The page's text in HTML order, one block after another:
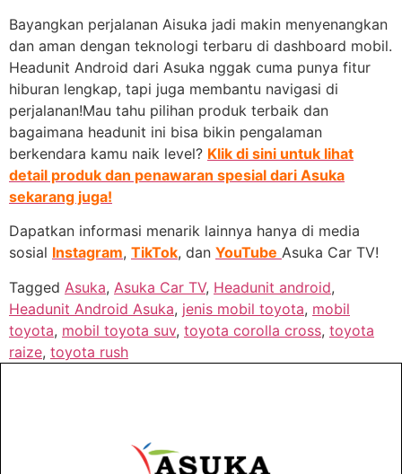
Bayangkan perjalanan Aisuka jadi makin menyenangkan
dan aman dengan teknologi terbaru di dashboard mobil.
Headunit Android dari Asuka nggak cuma punya fitur
hiburan lengkap, tapi juga membantu navigasi di
perjalanan!Mau tahu pilihan produk terbaik dan
bagaimana headunit ini bisa bikin pengalaman
berkendara kamu naik level? Klik di sini untuk lihat
detail produk dan penawaran spesial dari Asuka
sekarang juga!
Dapatkan informasi menarik lainnya hanya di media
sosial Instagram, TikTok, dan YouTube Asuka Car TV!
Tagged Asuka, Asuka Car TV, Headunit android,
Headunit Android Asuka, jenis mobil toyota, mobil
toyota, mobil toyota suv, toyota corolla cross, toyota
raize, toyota rush